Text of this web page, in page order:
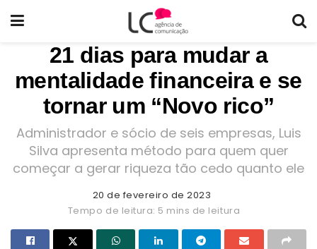
21 dias para mudar a
mentalidade financeira e se
tornar um “Novo rico”
Administrador e sócio de seis empresas, Luis
Silva apresenta método para quem quer
começar a gerar riqueza tão cedo quanto ele
20 de fevereiro de 2023
Tempo de leitura: 5 mins de leitura